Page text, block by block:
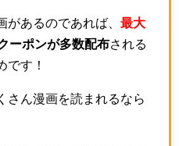
があるのであれば、 最大
ーポンが多数配布される
です！
さん漫画を読まれるなら